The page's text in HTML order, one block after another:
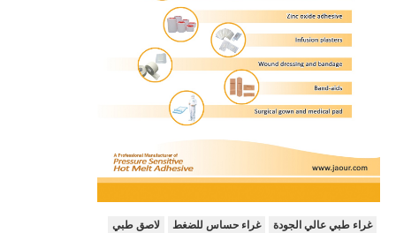
غراء طبي عالي الجودة غراء حساس للضغط لاصق طبي